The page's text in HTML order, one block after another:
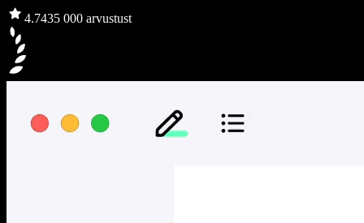
4.7435 000 arvustust